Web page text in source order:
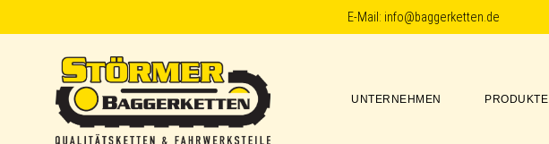
navigation
E-Mail: info@baggerketten.de
UNTERNEHMEN PRODUKTE